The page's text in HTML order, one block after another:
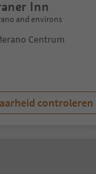
Inn
and environs
Centrum
controleren